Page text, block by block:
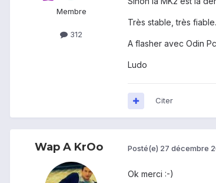
Membre
312
Très stable, très
A flasher avec Odin
Ludo
Citer
Wap A KrOo Posté(e) 27 décembre
Ok merci :-)